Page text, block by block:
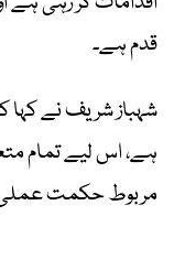
قدم ہے۔
شہباز شریف نے کہا
ہے، اس لیے تمام
مربوط حکمت عملی